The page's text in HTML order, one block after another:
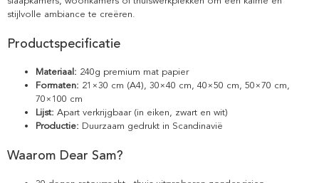
stijlvolle ambiance te creëren.
Productspecificatie
Materiaal: 240g premium mat papier
Formaten: 21×30 cm (A4), 30×40 cm, 40×50 cm, 50×70 cm,
70×100 cm
Lijst: Apart verkrijgbaar (in eiken, zwart en wit)
Productie: Duurzaam gedrukt in Scandinavië
Waarom Dear Sam?